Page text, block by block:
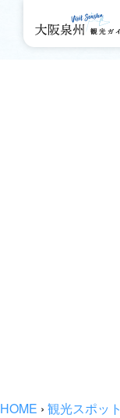
HOME › 観光スポット